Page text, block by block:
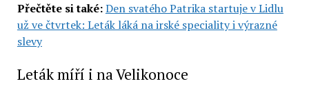
Přečtěte si také:Den svatého Patrika startuje v Lidlu
už ve čtvrtek: Leták láká na irské speciality i výrazné
slevy
Leták míří i na Velikonoce